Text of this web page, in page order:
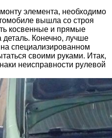
элемента, необходимо
вышла со строя
косвенные и прямые
деталь. Конечно, лучше
на специализированном
своими руками. Итак,
неисправности рулевой